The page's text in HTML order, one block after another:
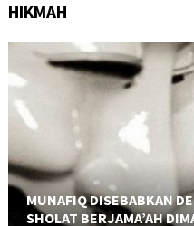
HIKMAH
MUNAFIQ DISEBABKAN
SHOLAT BERJAMA’AH
KEUTAMAAN SHOLAT
LAKI “